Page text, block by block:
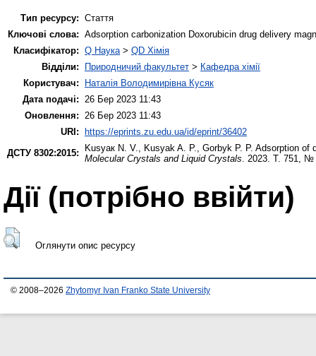
Тип ресурсу: Стаття
Ключові слова: Adsorption carbonization Doxorubicin drug delivery
Класифікатор: Q Наука > QD Хімія
Відділи:
Природничий факультет > Кафедра хімії
Користувач:
Наталія Володимирівна Кусяк
Дата подачі:
26 Бер 2023 11:43
Оновлення:
26 Бер 2023 11:43
URI: https://eprints.zu.edu.ua/id/eprint/36402
ДСТУ 8302:2015:
Kusyaк N. V. Kusyak A. P. Gorbyk P. P. Adsorption of
Molecular Crystals and Liquid Crystals . 2023. Т. 751,
Дії ​​(потрібно ввійти)
Оглянути опис ресурсу
© 2008–2026 Zhytomyr Ivan Franko State University